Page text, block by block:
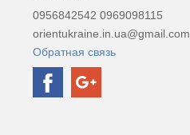
0956842542 0969098115
orientukraine.in.ua@gmail.com
Обратная связь